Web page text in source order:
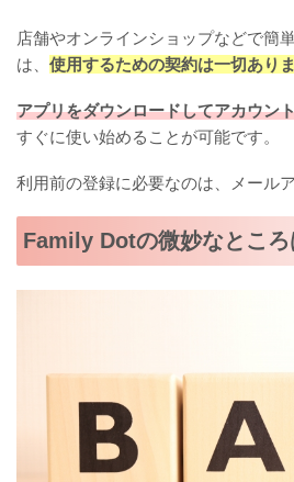
店舗やオンラインショップなどで簡
は、 使用するための契約は一切ありま
アプリをダウンロードしてアカウン
すぐに使い始めることが可能です。
利用前の登録に必要なのは、メール
Family Dotの微妙なところ